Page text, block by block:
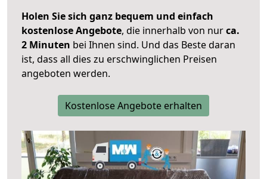
Holen Sie sich ganz bequem und einfach
kostenlose Angebote, die innerhalb von nurca.
2 Minuten bei Ihnen sind. Und das Beste daran
ist, dass all dies zu erschwinglichen Preisen
angeboten werden.
Kostenlose Angebote erhalten